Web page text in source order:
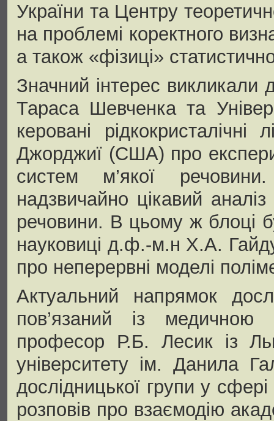
України та Центру
на проблемі коректного
а також «фізиці»
Значний інтерес
Тараса Шевченка та
керовані
Джорджиї (США) про
систем м’якої
надзвичайно цікавий
речовини. В цьому ж блоці
науковиці д.ф.-м.н Х.А.
про неперервні моделі
Актуальний напрямок
пов’язаний із
професор Р.Б. Лесик із
університету ім. Данила
дослідницької групи у
розповів про взаємодію